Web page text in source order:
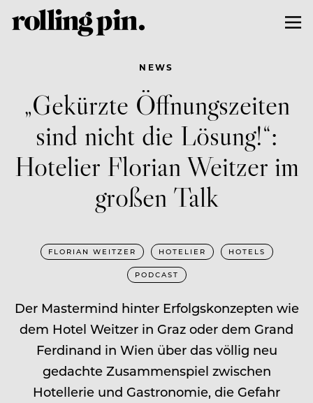
NEWS
„Gekürzte Öffnungszeiten
sind nicht die Lösung!“:
Hotelier Florian Weitzer im
großen Talk
FLORIAN WEITZER HOTELIER HOTELS
PODCAST
Der Mastermind hinter Erfolgskonzepten wie
dem Hotel Weitzer in Graz oder dem Grand
Ferdinand in Wien über das völlig neu
gedachte Zusammenspiel zwischen
Hotellerie und Gastronomie, die Gefahr